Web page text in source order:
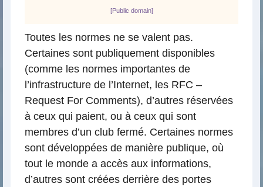
[Public domain]
Toutes les normes ne se valent pas.
Certaines sont publiquement disponibles
(comme les normes importantes de
l’infrastructure de l’Internet, les RFC –
Request For Comments), d’autres réservées
à ceux qui paient, ou à ceux qui sont
membres d’un club fermé. Certaines normes
sont développées de manière publique, où
tout le monde a accès aux informations,
d’autres sont créées derrière des portes